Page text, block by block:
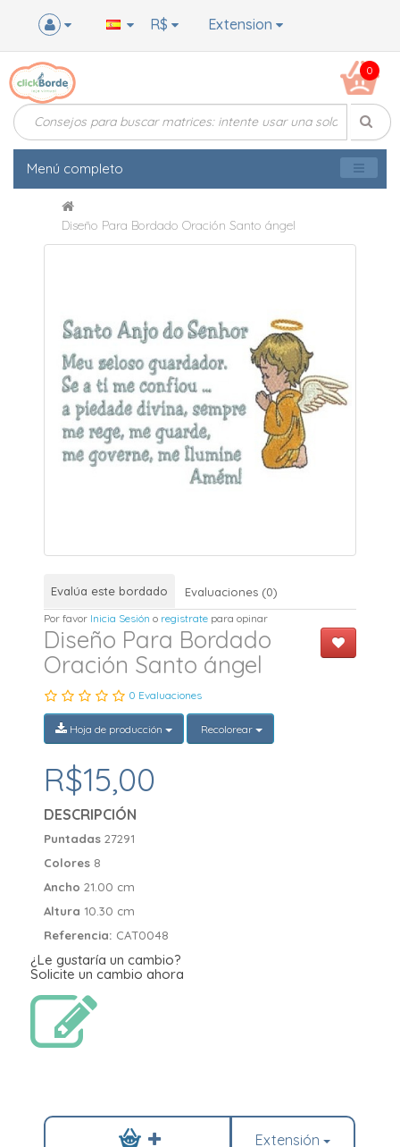
Extension
R$
0
Menú completo
Diseño Para Bordado Oración Santo ángel
Evalúa este bordado Evaluaciones (0)
Por favor Inicia Sesión o registrate para opinar
Diseño Para Bordado
Oración Santo ángel
0 Evaluaciones
Hoja de producción Recolorear
R$15,00
DESCRIPCIÓN
Puntadas27291
Colores 8
Ancho21.00 cm
Altura 10.30 cm
Referencia: CAT0048
¿Le gustaría un cambio?
Solicite un cambio ahora
Extensión